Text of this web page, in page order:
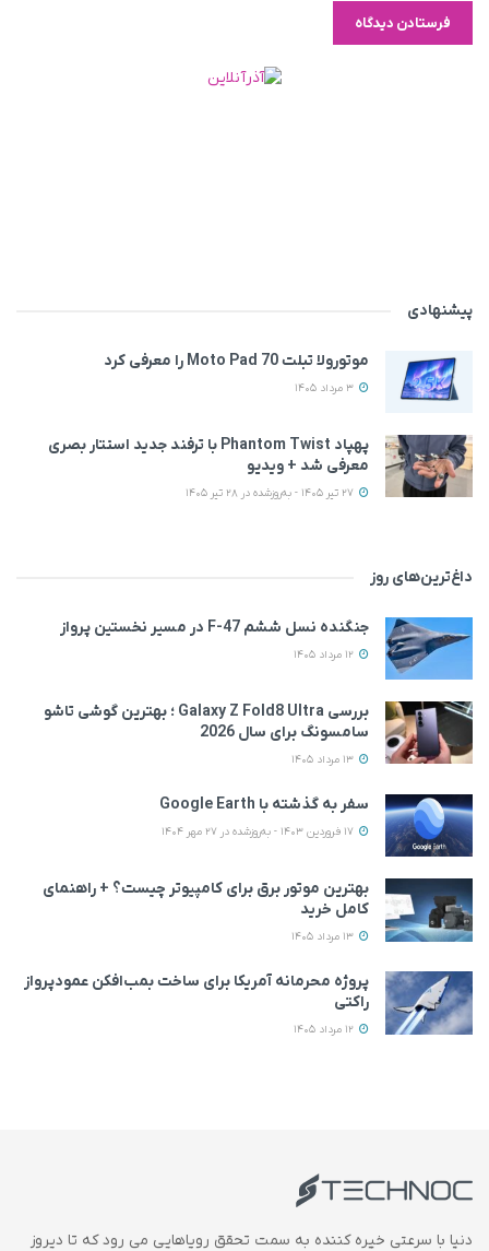
پیشنهادی
موتورولا تبلت Moto Pad 70 را معرفی کرد
پهپاد Phantom Twist با ترفند جدید استتار بصری
معرفی شد + ویدیو
داغ‌ترین‌های روز
جنگنده نسل ششم F-47 در مسیر نخستین پرواز
بررسی Galaxy Z Fold8 Ultra ؛ بهترین گوشی تاشو
سامسونگ برای سال 2026
سفر به گذشته با Google Earth
بهترین موتور برق برای کامپیوتر چیست؟ + راهنمای
کامل خرید
پروژه محرمانه آمریکا برای ساخت بمب‌افکن عمودپرواز
راکتی
دنیا با سرعتی خیره کننده به سمت تحقق رویاهایی می رود که تا دیروز